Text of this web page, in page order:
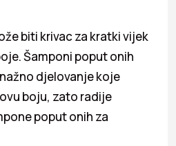
biti krivac za kratki vijek
Šamponi poput onih
djelovanje koje
boju, zato radije
poput onih za